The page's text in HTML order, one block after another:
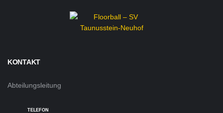
KONTAKT
Abteilungsleitung
TELEFON